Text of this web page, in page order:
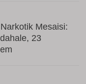
Mesaisi:
23